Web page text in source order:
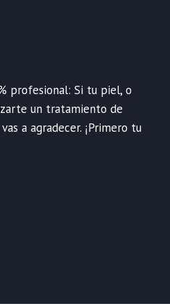
profesional: Si tu piel, o
un tratamiento de
a agradecer. ¡Primero tu